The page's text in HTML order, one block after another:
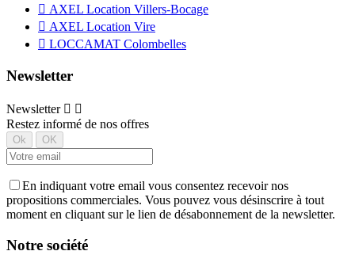
 AXEL Location Villers-Bocage
 AXEL Location Vire
 LOCCAMAT Colombelles
Newsletter
Newsletter  
Restez informé de nos offres
En indiquant votre email vous consentez recevoir nos
propositions commerciales. Vous pouvez vous désinscrire à tout
moment en cliquant sur le lien de désabonnement de la newsletter.
Notre société